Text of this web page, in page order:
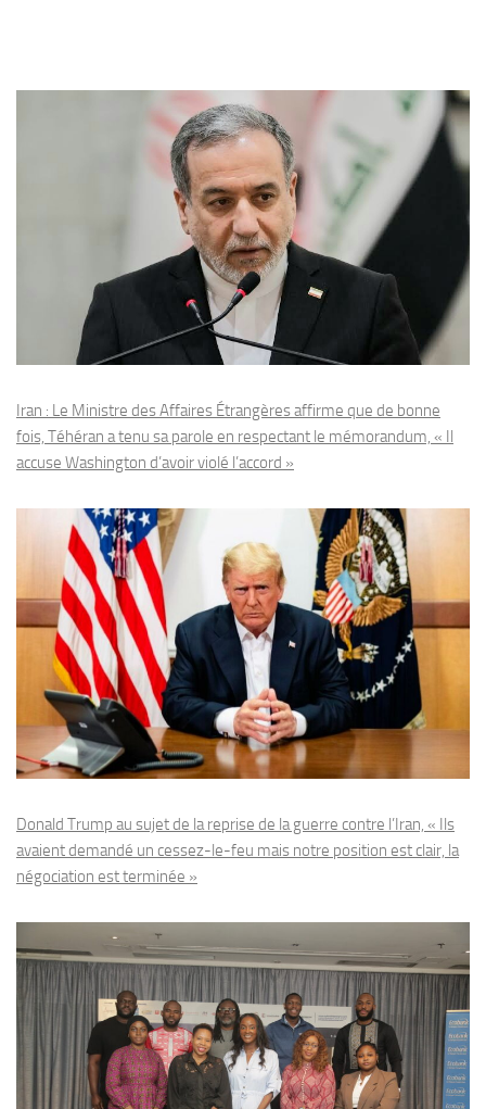
Iran : Le Ministre des Affaires Étrangères affirme que de bonne
fois, Téhéran a tenu sa parole en respectant le mémorandum, « Il
accuse Washington d’avoir violé l’accord »
Donald Trump au sujet de la reprise de la guerre contre l’Iran, « Ils
avaient demandé un cessez-le-feu mais notre position est clair, la
négociation est terminée »